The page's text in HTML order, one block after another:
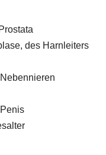
des Harnleiters